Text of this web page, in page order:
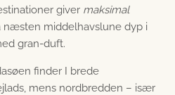
giver maksimal
næsten middelhavslune dyp i
gran-duft.
finder I brede
mens nordbredden – især